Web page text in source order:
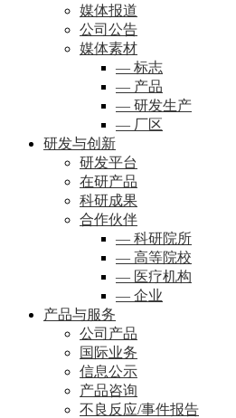
媒体报道
公司公告
媒体素材
— 标志
— 产品
— 研发生产
— 厂区
研发与创新
研发平台
在研产品
科研成果
合作伙伴
— 科研院所
— 高等院校
— 医疗机构
— 企业
产品与服务
公司产品
国际业务
信息公示
产品咨询
不良反应/事件报告